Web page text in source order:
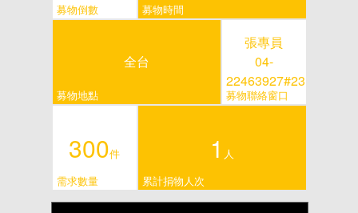
募物倒數
募物時間
全台
募物地點
張專員
04-
22463927#23
募物聯絡窗口
300件
需求數量
1 人
累計捐物人次